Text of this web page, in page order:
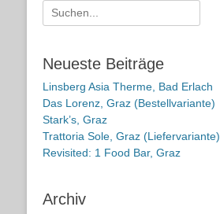
Suche
nach:
Neueste Beiträge
Linsberg Asia Therme, Bad Erlach
Das Lorenz, Graz (Bestellvariante)
Stark’s, Graz
Trattoria Sole, Graz (Liefervariante)
Revisited: 1 Food Bar, Graz
Archiv